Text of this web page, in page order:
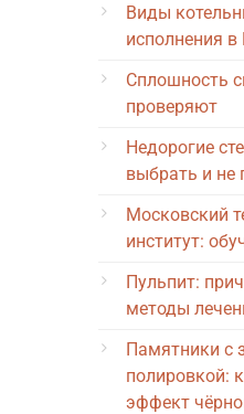
Виды
исполнения в
Сплошность
проверяют
Недорогие
выбрать и не
Московский
институт:
Пульпит:
методы
Памятники с
полировкой:
эффект